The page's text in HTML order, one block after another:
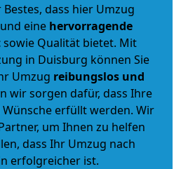
dass hier Umzug
und eine hervorragende
sowie Qualität bietet. Mit
in Duisburg können Sie
Umzug reibungslos und
wir sorgen dafür, dass Ihre
erfüllt werden. Wir
um Ihnen zu helfen
dass Ihr Umzug nach
erfolgreicher ist.